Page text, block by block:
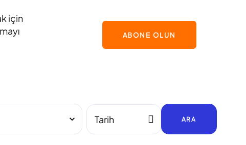
için
ABONE OLUN
ARA